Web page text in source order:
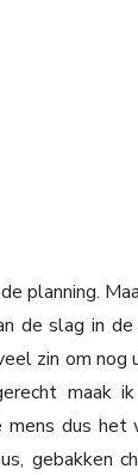
planning.
de slag in de
zin om nog
maak
mens dus het
gebakken